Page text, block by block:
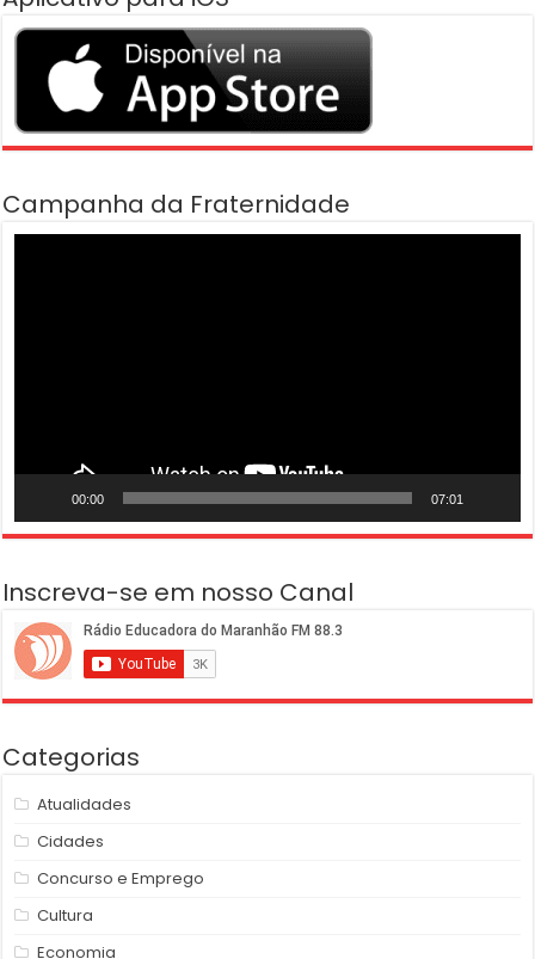
Campanha da Fraternidade
00:00 07:01
Inscreva-se em nosso Canal
Categorias
Atualidades
Cidades
Concurso e Emprego
Cultura
Economia